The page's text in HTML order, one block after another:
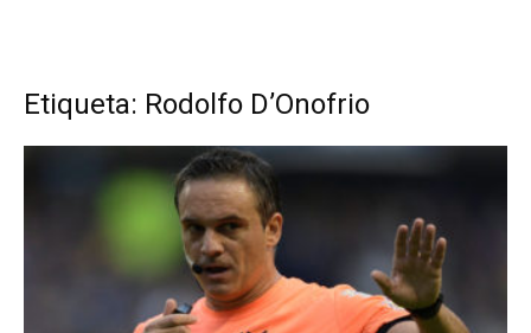
Etiqueta: Rodolfo D’Onofrio